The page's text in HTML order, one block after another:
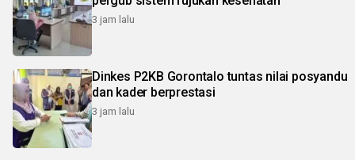
3 jam lalu
Dinkes P2KB Gorontalo tuntas nilai posyandu
dan kader berprestasi
3 jam lalu